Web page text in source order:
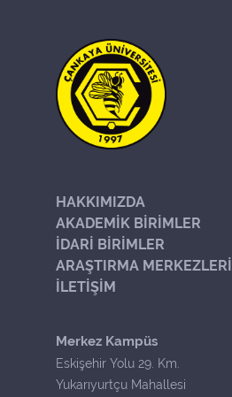
HAKKIMIZDA
AKADEMİK BİRİMLER
İDARİ BİRİMLER
ARAŞTIRMA MERKEZLERİ
İLETİŞİM
Merkez Kampüs
Eskişehir Yolu 29. Km.
Yukarıyurtçu Mahallesi